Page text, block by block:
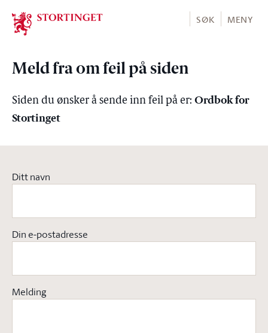
Stortinget.no
SØK MENY
Meld fra om feil på siden
Siden du ønsker å sende inn feil på er: Ordbok for
Stortinget
Ditt navn
Din e-postadresse
Melding